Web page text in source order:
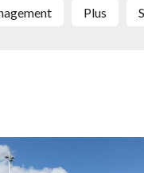
Plus